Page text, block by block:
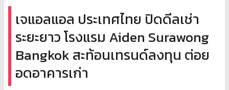
เจแอลแอล ประเทศไทย ปิดดีลเช่า
ระยะยาว โรงแรม Aiden Surawong
Bangkok สะท้อนเทรนด์ลงทุน ต่อย
อดอาคารเก่า